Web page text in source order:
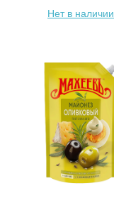
Нет в наличии